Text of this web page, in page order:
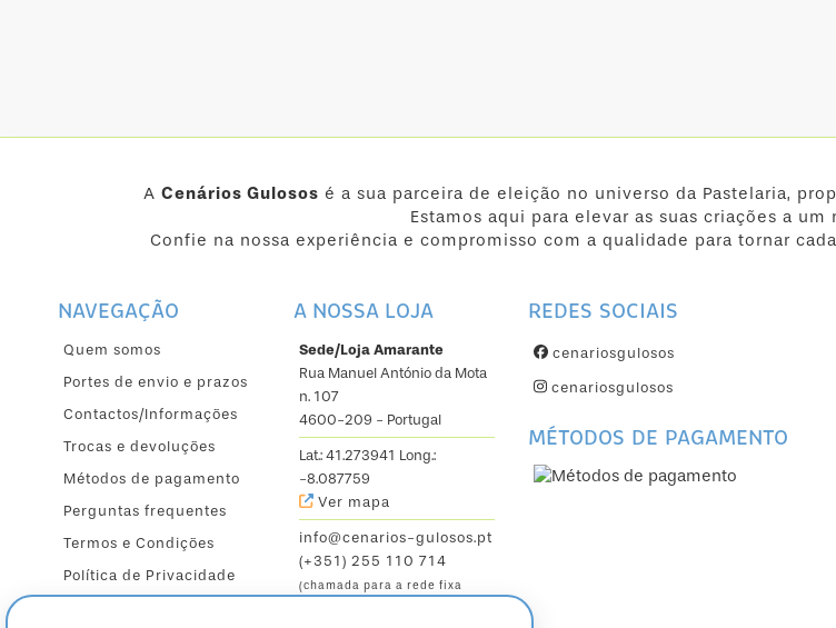
A Cenários Gulosos é a sua parceira de eleição no universo da Pastelaria,
Estamos aqui para elevar as suas criações a
Confie na nossa experiência e compromisso com a qualidade para tornar
NAVEGAÇÃO
Quem somos
Portes de envio e prazos
Contactos/Informações
Trocas e devoluções
Métodos de pagamento
Perguntas frequentes
Termos e Condições
Política de Privacidade
A NOSSA LOJA
Sede/Loja Amarante
Rua Manuel António da Mota
n. 107
4600-209 - Portugal
Lat.: 41.273941 Long.:
-8.087759
Ver mapa
info@cenarios-gulosos.pt
(+351) 255 110 714
(chamada para a rede fixa
REDES SOCIAIS
cenariosgulosos
cenariosgulosos
MÉTODOS DE PAGAMENTO